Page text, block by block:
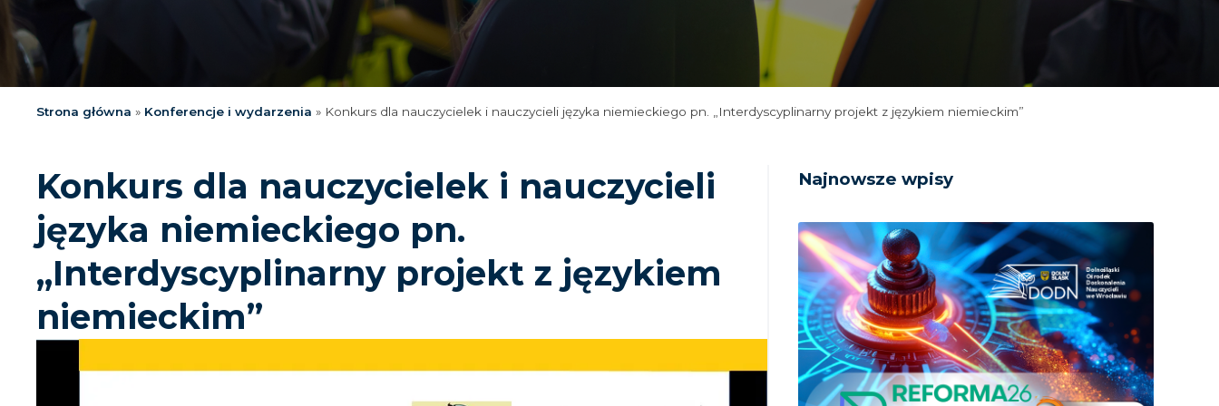
Strona główna » Konferencje i wydarzenia » Konkurs dla nauczycielek i nauczycieli języka niemieckiego pn. „Interdyscyplinarny projekt z językiem niemieckim”
Konkurs dla nauczycielek i nauczycieli
języka niemieckiego pn.
„Interdyscyplinarny projekt z językiem
niemieckim”
Najnowsze wpisy